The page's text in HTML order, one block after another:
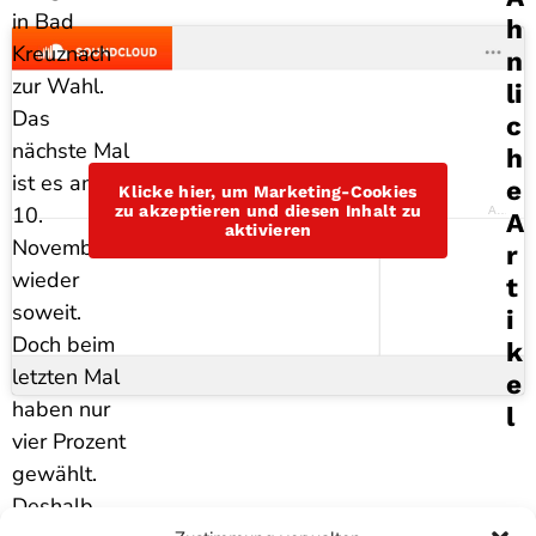
in Bad
Kreuznach
zur Wahl.
Das
nächste Mal
ist es am
10.
November
wieder
soweit.
Doch beim
letzten Mal
haben nur
vier Prozent
gewählt.
Deshalb
Antenne Bad Kreuznach
H
N
Li
C
H
E
A
R
T
I
K
E
L
Klicke hier, um Marketing-Cookies
zu akzeptieren und diesen Inhalt zu
aktivieren